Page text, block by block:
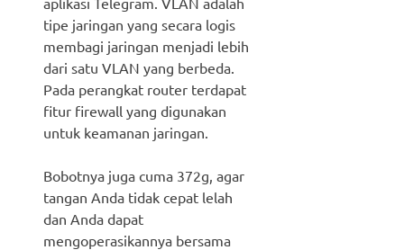
tipe jaringan yang secara logis
membagi jaringan menjadi lebih
dari satu VLAN yang berbeda.
Pada perangkat router terdapat
fitur firewall yang digunakan
untuk keamanan jaringan.
Bobotnya juga cuma 372g, agar
tangan Anda tidak cepat lelah
dan Anda dapat
mengoperasikannya bersama